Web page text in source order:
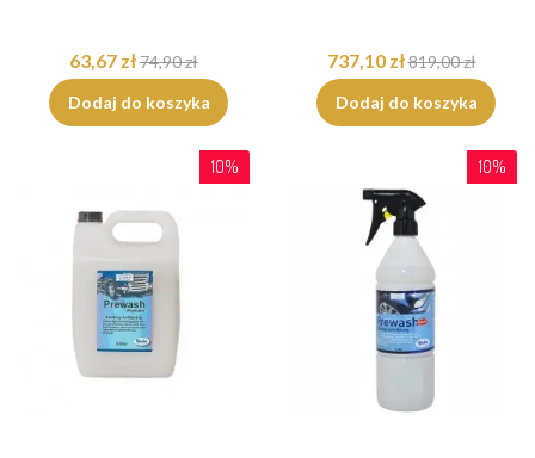
63,67 zł74,90 zł
Dodaj do koszyka
737,10 zł819,00 zł
Dodaj do koszyka
10% 10%